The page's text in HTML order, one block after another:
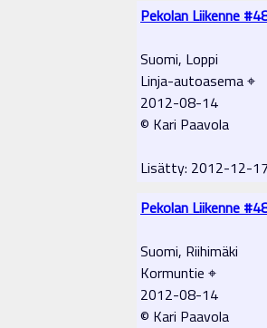
Pekolan Liikenne
Suomi, Loppi
Linja-autoasema ⌖
2012-08-14
© Kari Paavola
Lisätty: 2012-12-
Pekolan Liikenne
Suomi, Riihimäki
Kormuntie ⌖
2012-08-14
© Kari Paavola